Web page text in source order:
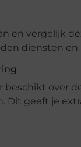
en vergelijk
diensten en
beschikt over
Dit geeft je